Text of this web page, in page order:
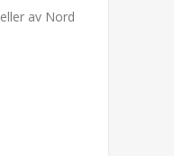
av Nord